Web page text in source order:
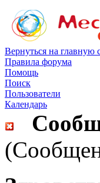
Вернуться на главную
Правила форума
Помощь
Поиск
Пользователи
Календарь